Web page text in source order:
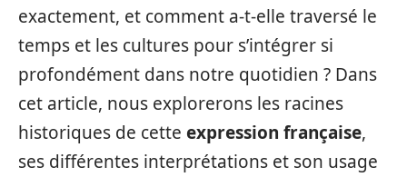
exactement, et comment a-t-elle traversé le
temps et les cultures pour s’intégrer si
profondément dans notre quotidien ? Dans
cet article, nous explorerons les racines
historiques de cette expression française,
ses différentes interprétations et son usage